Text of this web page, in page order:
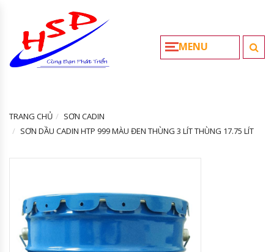
MENU
TRANG CHỦ
SƠN CADIN
SƠN DẦU CADIN HTP 999 MÀU ĐEN THÙNG 3 LÍT THÙNG 17.75 LÍT